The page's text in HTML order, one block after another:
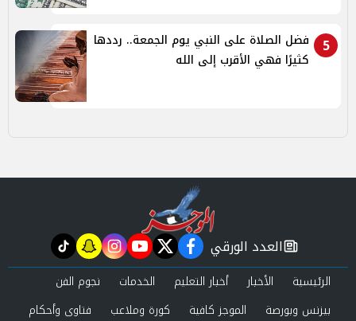
5
فضل الصلاة على النبي يوم الجمعة.. رددها
كثيرًا فهي الأقرب إلى الله
newspaper
العدد الورقي facebook
twitter
youtube
instagram
snapchat
tiktok
الرئيسية الأخبار أخبار التعليم الخدمات
نجوم الفن
بيزنس وبورصة
الموجز كافية كورة وملاعب فتاوى وأحكام